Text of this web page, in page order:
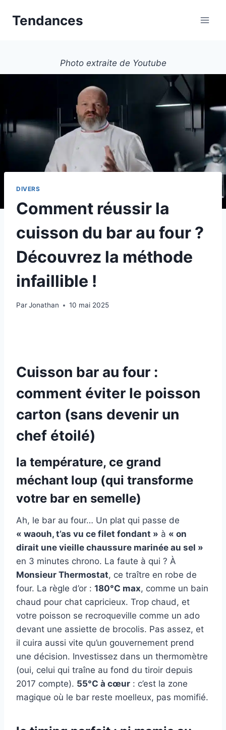
Tendances
Photo extraite de Youtube
DIVERS
Comment réussir la
cuisson du bar au four ?
Découvrez la méthode
infaillible !
ParJonathan 10 mai 2025
Cuisson bar au four :
comment éviter le poisson
carton (sans devenir un
chef étoilé)
la température, ce grand
méchant loup (qui transforme
votre bar en semelle)
Ah, le bar au four… Un plat qui passe de
« waouh, t’as vu ce filet fondant » à « on
dirait une vieille chaussure marinée au sel »
en 3 minutes chrono. La faute à qui ? À
Monsieur Thermostat, ce traître en robe de
four. La règle d’or : 180°C max, comme un bain
chaud pour chat capricieux. Trop chaud, et
votre poisson se recroqueville comme un ado
devant une assiette de brocolis. Pas assez, et
il cuira aussi vite qu’un gouvernement prend
une décision. Investissez dans un thermomètre
(oui, celui qui traîne au fond du tiroir depuis
2017 compte). 55°C à cœur : c’est la zone
magique où le bar reste moelleux, pas momifié.